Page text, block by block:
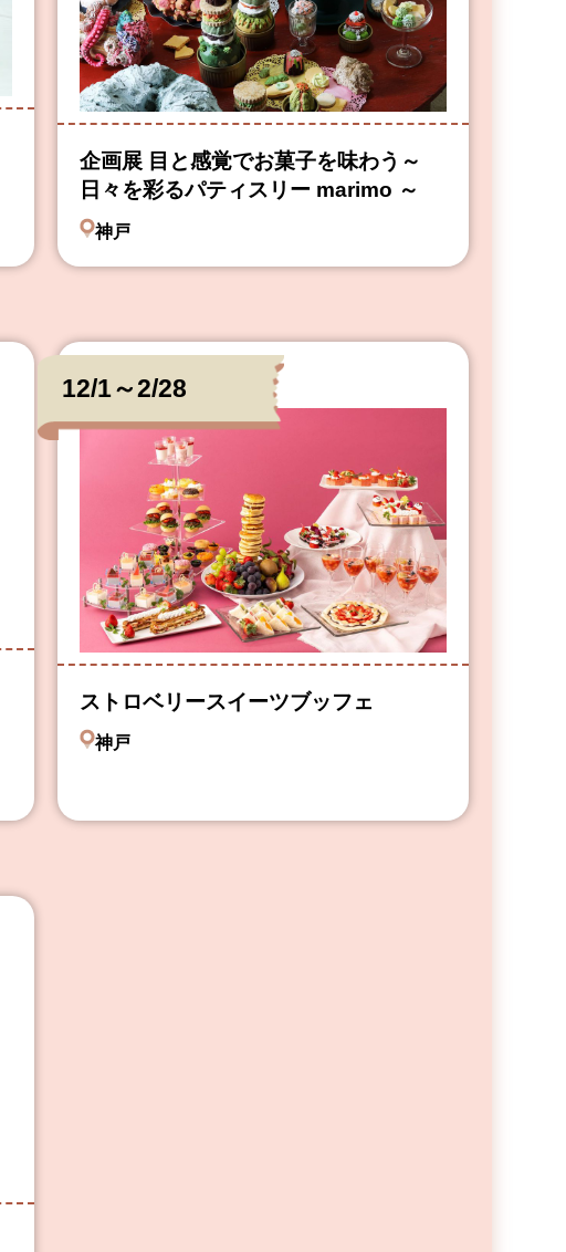
企画展 目と感覚でお菓子を味わう～
日々を彩るパティスリー marimo ～
神戸
12/1～2/28
ストロベリースイーツブッフェ
神戸